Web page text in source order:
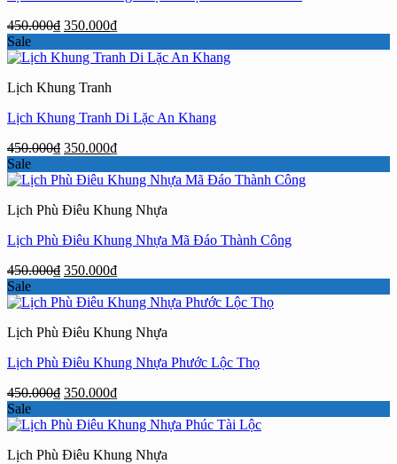
450.000₫ Giá
là:
350.000₫Giá
tại
Sale
Lịch Khung Tranh
Lịch Khung Tranh Di Lặc An Khang
450.000₫ Giá
là:
350.000₫Giá
tại
350.000₫.
Sale
Lịch Phù Điêu Khung Nhựa
Lịch Phù Điêu Khung Nhựa Mã Đáo Thành Công
450.000₫ Giá
là:
350.000₫Giá
tại
350.000₫.
Sale
Lịch Phù Điêu Khung Nhựa
Lịch Phù Điêu Khung Nhựa Phước Lộc Thọ
450.000₫ Giá
là:
350.000₫Giá
tại
350.000₫.
Sale
Lịch Phù Điêu Khung Nhựa